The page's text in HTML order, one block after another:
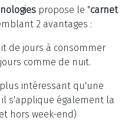
propose le "carnet
2 avantages :
de jours à consommer
comme de nuit.
intéressant qu'une
s'applique également la
hors week-end)